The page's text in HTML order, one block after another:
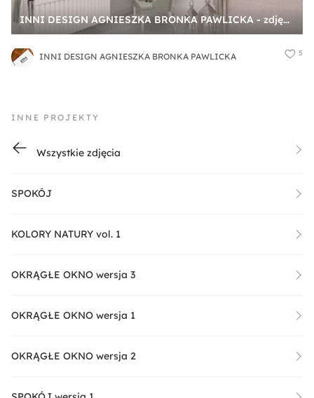
INNI DESIGN AGNIESZKA BRONKA PAWLICKA - zdjęcie od INNI DESIGN AGNIESZKA BRONKA PAWLICKA
INNI DESIGN AGNIESZKA BRONKA PAWLICKA 5
INNE PROJEKTY
Wszystkie zdjęcia
SPOKÓJ
KOLORY NATURY vol. 1
OKRĄGŁE OKNO wersja 3
OKRĄGŁE OKNO wersja 1
OKRĄGŁE OKNO wersja 2